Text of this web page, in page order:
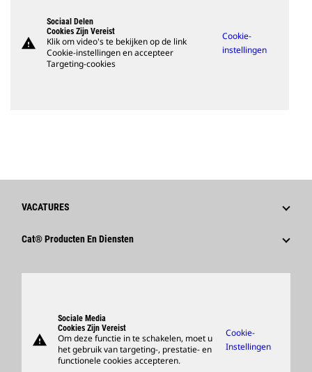
warning
Sociaal Delen
Cookies Zijn Vereist
Klik om video's te bekijken op de link
Cookie-instellingen en accepteer
Targeting-cookies
Cookie-
instellingen
VACATURES
Waarom Caterpillar?
Cat® Producten En Diensten
Ondersteuning
Merchandise Kopen
Dealer Zoeken
warning
Sociale Media
Cookies Zijn Vereist
Om deze functie in te schakelen, moet u
het gebruik van targeting-, prestatie- en
functionele cookies accepteren.
Cookie-
Instellingen